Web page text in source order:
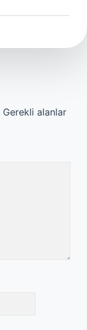
Gerekli alanlar